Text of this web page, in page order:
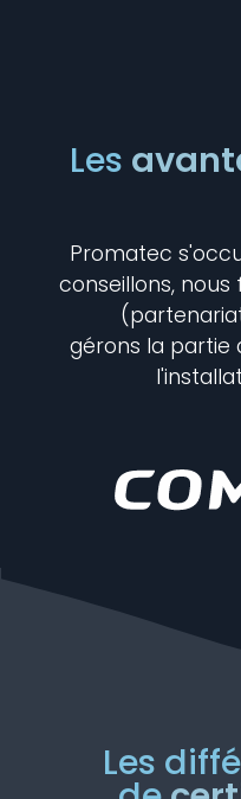
Les
Promatec
conseillons,
gérons la partie
Les